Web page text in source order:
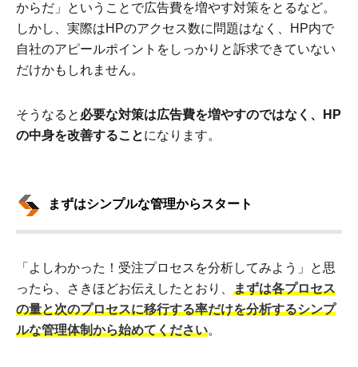
からだ」ということで広告費を増やす対策をとるなど。
しかし、実際はHPのアクセス数に問題はなく、HP内で
自社のアピールポイントをしっかりと訴求できていない
だけかもしれません。
そうなると 必要な対策は広告費を増やすのではなく、HP
の中身を改善することになります。
まずはシンプルな管理からスタート
「よしわかった！受注プロセスを分析してみよう」と思
ったら、さきほどお伝えしたとおり、 まずは各プロセス
の量と次のプロセスに移行する率だけを分析するシンプ
ルな管理体制から始めてください。